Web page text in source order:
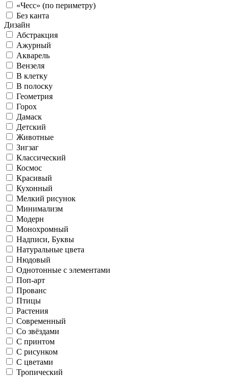
«Чесс» (по периметру)
Без канта
Дизайн
Абстракция
Ажурный
Акварель
Вензеля
В клетку
В полоску
Геометрия
Горох
Дамаск
Детский
Животные
Зигзаг
Классический
Космос
Красивый
Кухонный
Мелкий рисунок
Минимализм
Модерн
Монохромный
Надписи, Буквы
Натуральные цвета
Нюдовый
Однотонные с элементами
Поп-арт
Прованс
Птицы
Растения
Современный
Со звёздами
С принтом
С рисунком
С цветами
Тропический